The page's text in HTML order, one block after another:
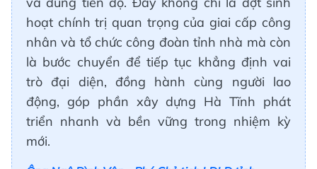
hoạt chính trị quan trọng của giai cấp công
nhân và tổ chức công đoàn tỉnh nhà mà còn
là bước chuyển để tiếp tục khẳng định vai
trò đại diện, đồng hành cùng người lao
động, góp phần xây dựng Hà Tĩnh phát
triển nhanh và bền vững trong nhiệm kỳ
mới.